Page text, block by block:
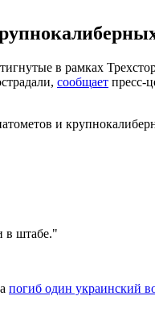
в рамках
сообщает пресс-
и
в штабе."
погиб один украинский